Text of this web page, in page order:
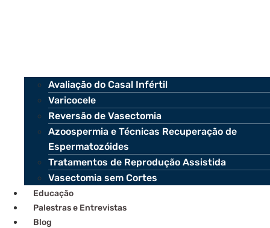
Avaliação do Casal Infértil
Varicocele
Reversão de Vasectomia
Azoospermia e Técnicas Recuperação de
Espermatozóides
Tratamentos de Reprodução Assistida
Vasectomia sem Cortes
Educação
Palestras e Entrevistas
Blog